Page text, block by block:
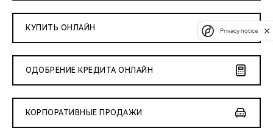
КУПИТЬ ОНЛАЙН
ОДОБРЕНИЕ КРЕДИТА ОНЛАЙН
КОРПОРАТИВНЫЕ ПРОДАЖИ
Privacy notice